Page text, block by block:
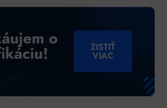
o ZISTIŤ
VIAC